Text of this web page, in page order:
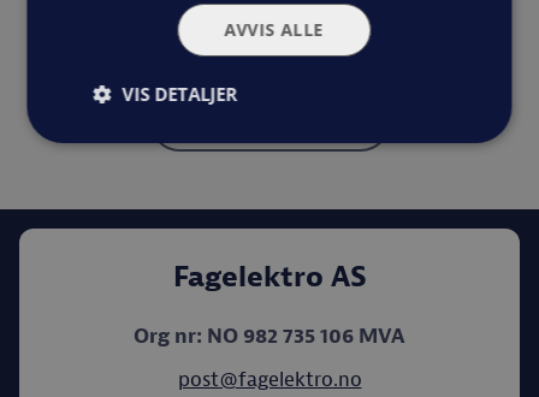
ditt hjem.
Fagelektro AS
Org nr: NO 982 735 106 MVA
post@fagelektro.no
AVVIS ALLE
VIS DETALJER